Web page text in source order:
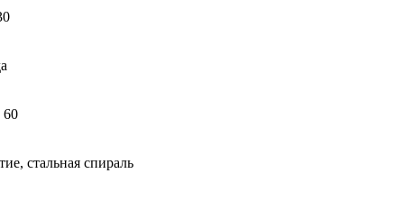
60
стальная спираль